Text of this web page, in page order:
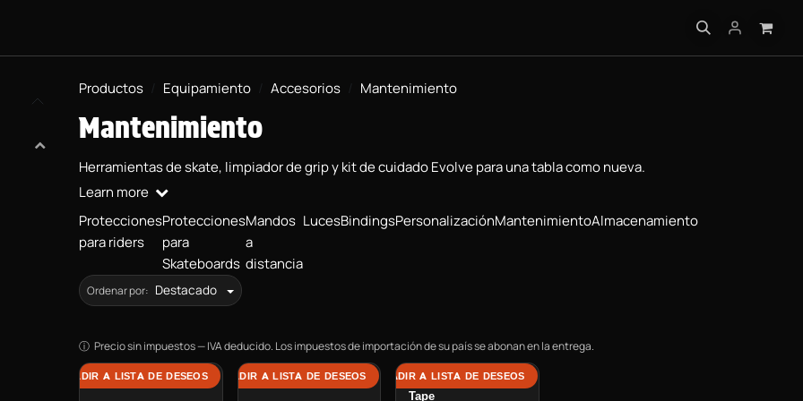
Productos Equipamiento Accesorios Mantenimiento
Mantenimiento
Herramientas de skate, limpiador de grip y kit de cuidado Evolve para una tabla como nueva.
Learn more
Protecciones
para riders
Protecciones
para
Skateboards
Mandos
a
distancia
LucesBindingsPersonalizaciónMantenimientoAlmacenamiento
Ordenar por: Destacado
Precio sin impuestos — IVA deducido. Los impuestos de importación de su país se abonan en la entrega.
Evolve Skate Tool
AÑADIR A LISTA DE DESEOS Skateboard Care Kit
AÑADIR A LISTA DE DESEOS
Limpiador de Grip
Tape
AÑADIR A LISTA DE DESEOS